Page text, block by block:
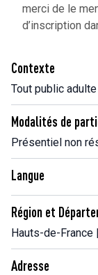
Contexte
Tout public adulte
Modalités de
Présentiel non
Langue
Région et
Hauts-de-France
Adresse
merci de le
d’inscription